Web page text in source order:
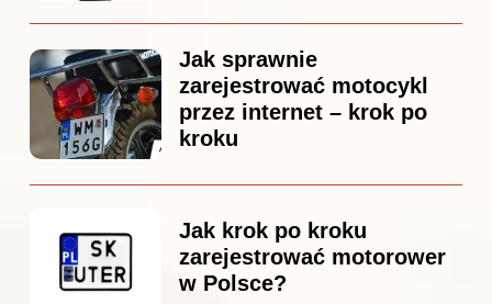
Jak sprawnie
zarejestrować motocykl
przez internet – krok po
kroku
Jak krok po kroku
zarejestrować motorower
w Polsce?